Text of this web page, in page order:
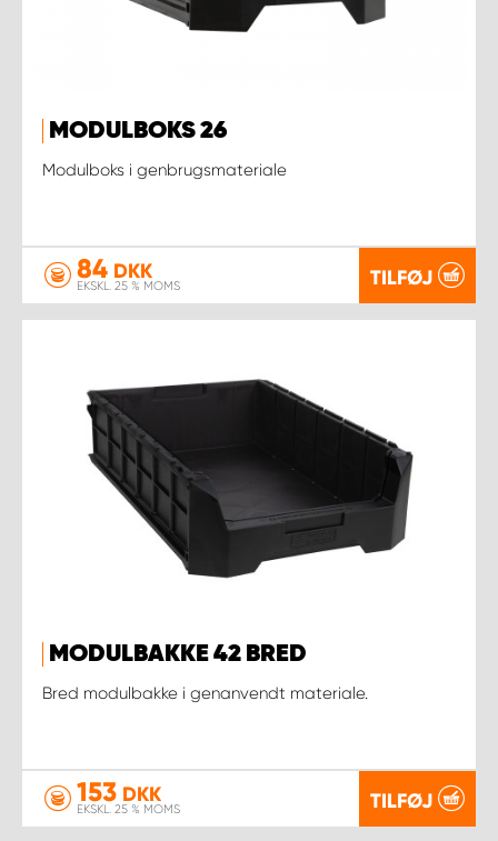
MODULBOKS 26
Modulboks i genbrugsmateriale
84 DKK
EKSKL. 25 % MOMS TILFØJ
MODULBAKKE 42 BRED
Bred modulbakke i genanvendt materiale.
153 DKK
EKSKL. 25 % MOMS TILFØJ